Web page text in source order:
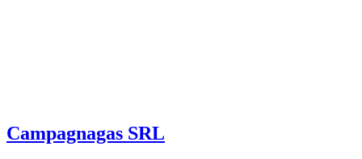
Campagnagas SRL